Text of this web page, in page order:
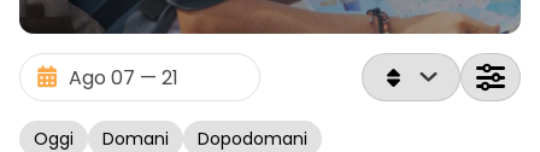
Oggi Domani Dopodomani